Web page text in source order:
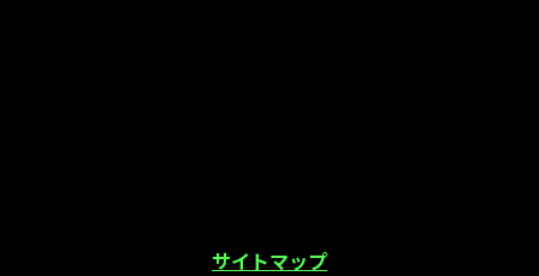
サイトマップ